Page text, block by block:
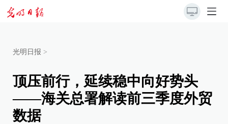
光明日报 >
顶压前行，延续稳中向好势头
——海关总署解读前三季度外贸
数据